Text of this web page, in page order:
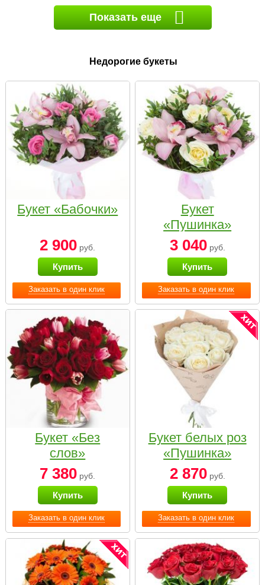
Показать еще
Недорогие букеты
Заказать в один клик
Букет «Бабочки»
2 900 руб.
Купить
Заказать в один клик
Букет
«Пушинка»
3 040руб.
Купить
Заказать в один клик
Букет «Без
слов»
7 380 руб.
Купить
Заказать в один клик
Букет белых роз
«Пушинка»
2 870руб.
Купить